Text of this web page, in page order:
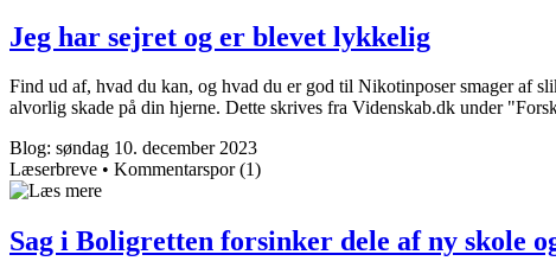
Jeg har sejret og er blevet lykkelig
Find ud af, hvad du kan, og hvad du er god til Nikotinposer smager af
alvorlig skade på din hjerne. Dette skrives fra Videnskab.dk under
Blog: søndag 10. december 2023
Læser­breve • Kommentar­spor (1)
Sag i Boligretten forsinker dele af ny skole